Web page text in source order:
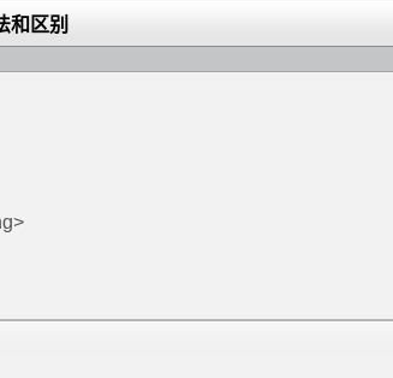
区别